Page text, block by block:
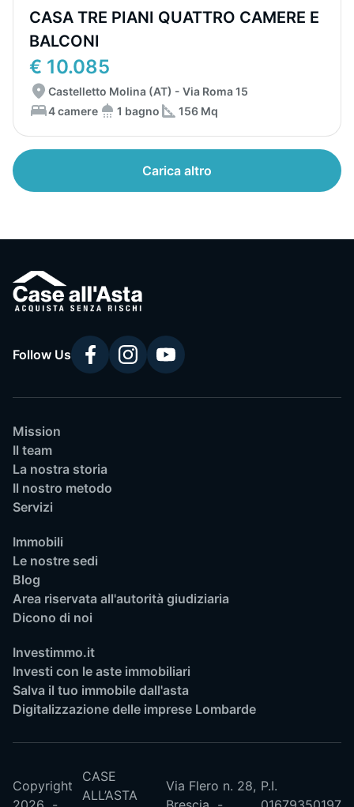
CASA TRE PIANI QUATTRO CAMERE E
BALCONI
€ 10.085
Castelletto Molina (AT) - Via Roma 15
4 camere
1 bagno 156 Mq
Carica altro
Follow Us
Mission
Il team
La nostra storia
Il nostro metodo
Servizi
Immobili
Le nostre sedi
Blog
Area riservata all'autorità giudiziaria
Dicono di noi
Investimmo.it
Investi con le aste immobiliari
Salva il tuo immobile dall'asta
Digitalizzazione delle imprese Lombarde
Copyright
CASE
ALL’ASTA
Via Flero n. 28, P.I.